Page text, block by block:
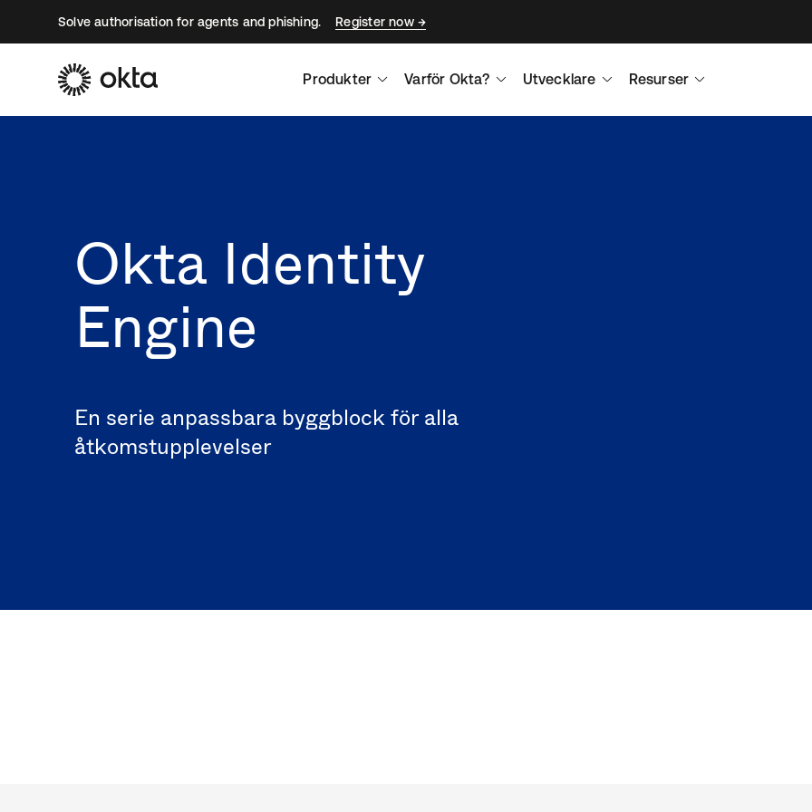
Solve authorisation for agents and phishing. Register now
Produkter Varför Okta? Utvecklare Resurser
Okta Identity
Engine
En serie anpassbara byggblock för alla
åtkomstupplevelser